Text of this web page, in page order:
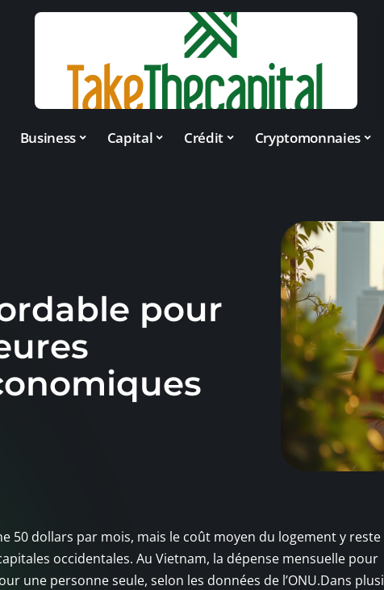
Business Capital Crédit Cryptomonnaies
pour
50 dollars par mois, mais le coût moyen du logement y reste
occidentales. Au Vietnam, la dépense mensuelle pour
une personne seule, selon les données de l’ONU.Dans